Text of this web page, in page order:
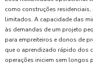
como construções
limitados. A capacidade das
às demandas de um projeto
para empreiteiros e donos de
que o aprendizado rápido dos
operações iniciem sem longos